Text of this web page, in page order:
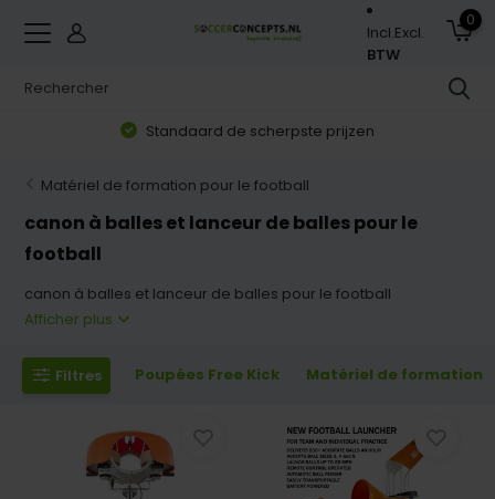
Incl.Excl.
BTW
0
Zorgvuldig geselecteerd assortiment
Matériel de formation pour le football
canon à balles et lanceur de balles pour le
football
canon à balles et lanceur de balles pour le football
Afficher plus
Filtres Poupées Free Kick Matériel de formation